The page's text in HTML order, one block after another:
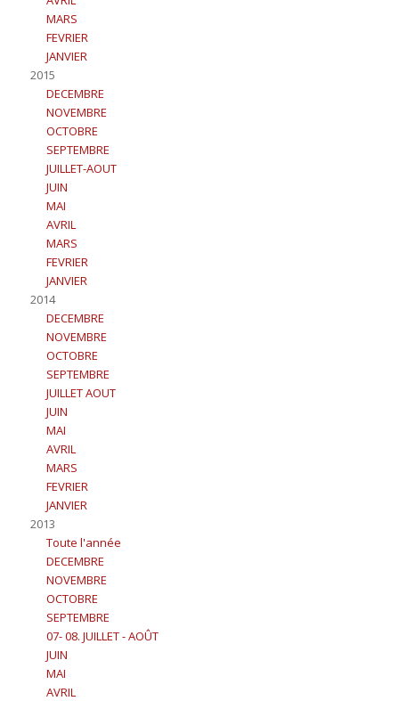
MARS
FEVRIER
JANVIER
2015
DECEMBRE
NOVEMBRE
OCTOBRE
SEPTEMBRE
JUILLET-AOUT
JUIN
MAI
AVRIL
MARS
FEVRIER
JANVIER
2014
DECEMBRE
NOVEMBRE
OCTOBRE
SEPTEMBRE
JUILLET AOUT
JUIN
MAI
AVRIL
MARS
FEVRIER
JANVIER
2013
Toute l'année
DECEMBRE
NOVEMBRE
OCTOBRE
SEPTEMBRE
07- 08. JUILLET - AOÛT
JUIN
MAI
AVRIL